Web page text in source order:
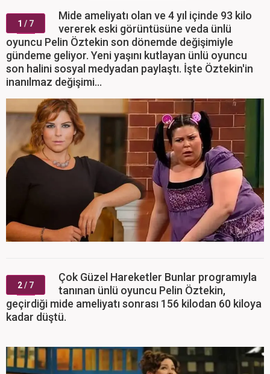
1 / 7
Mide ameliyatı olan ve 4 yıl içinde 93 kilo
vererek eski görüntüsüne veda ünlü
oyuncu Pelin Öztekin son dönemde değişimiyle
gündeme geliyor. Yeni yaşını kutlayan ünlü oyuncu
son halini sosyal medyadan paylaştı. İşte Öztekin'in
inanılmaz değişimi...
2/ 7
Çok Güzel Hareketler Bunlar programıyla
tanınan ünlü oyuncu Pelin Öztekin,
geçirdiği mide ameliyatı sonrası 156 kilodan 60 kiloya
kadar düştü.